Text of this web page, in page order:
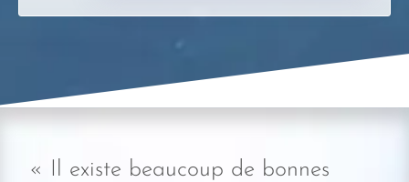
« Il existe beaucoup de bonnes